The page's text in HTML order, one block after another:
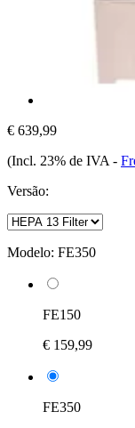
€ 639,99
(Incl. 23% de IVA -
Versão:
Modelo: FE350
FE150
€ 159,99
FE350